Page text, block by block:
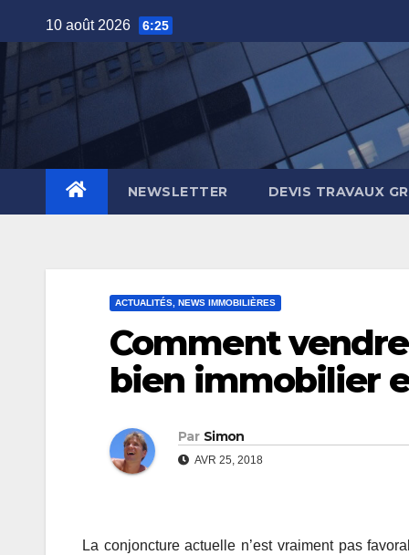
to
10 août 2026 6:25
NEWSLETTER DEVIS TRAVAUX
ACTUALITÉS, NEWS IMMOBILIÈRES
Comment
bien immobilier
Par Simon
AVR 25, 2018
La conjoncture actuelle n’est vraiment pas